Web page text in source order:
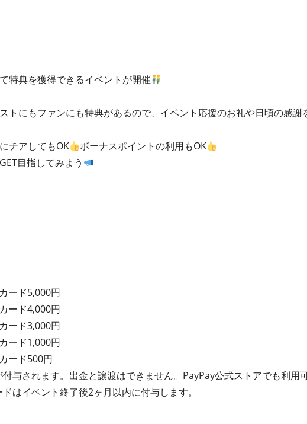
特典を獲得できるイベントが開催
トにもファンにも特典があるので、イベント応援のお礼や日頃の感謝
チアしてもOK
ボーナスポイントの利用もOK
目指してみよう
ード5,000円
ード4,000円
ード3,000円
ード1,000円
ード500円
与されます。出金と譲渡はできません。PayPay公式ストアでも利用可
はイベント終了後2ヶ月以内に付与します。